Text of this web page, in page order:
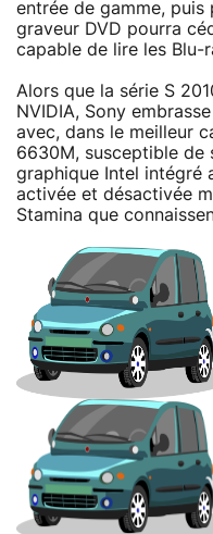
entrée de gamme, puis
graveur DVD pourra
capable de lire les Blu-
Alors que la série S
NVIDIA, Sony
avec, dans le meilleur
6630M, susceptible de
graphique Intel intégré
activée et désactivée
Stamina que